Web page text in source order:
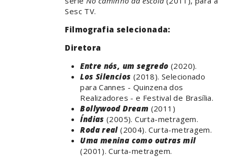
Sesc TV.
Filmografia selecionada:
Diretora
Entre nós, um segredo (2020).
Los Silencios (2018). Selecionado
para Cannes - Quinzena dos
Realizadores - e Festival de Brasília.
Bollywood Dream (2011)
Índias (2005). Curta-metragem.
Roda real(2004). Curta-metragem.
Uma menina como outras mil
(2001). Curta-metragem.